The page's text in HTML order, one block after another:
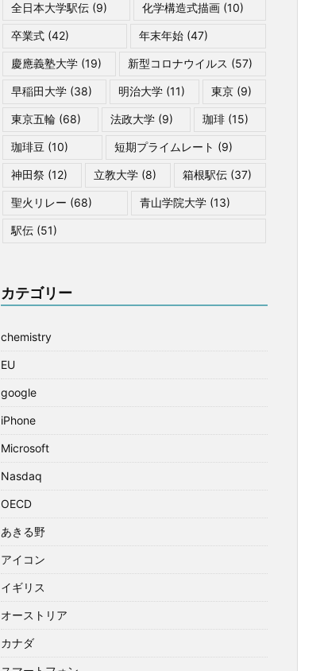
全日本大学駅伝 (9) 化学構造式描画(10)
卒業式 (42) 年末年始 (47)
慶應義塾大学 (19) 新型コロナウイルス (57)
早稲田大学 (38) 明治大学 (11) 東京 (9)
東京五輪 (68) 法政大学 (9) 珈琲 (15)
珈琲豆 (10) 短期プライムレート (9)
神田祭 (12) 立教大学 (8) 箱根駅伝 (37)
聖火リレー (68) 青山学院大学 (13)
駅伝 (51)
カテゴリー
chemistry
EU
google
iPhone
Microsoft
Nasdaq
OECD
あきる野
アイコン
イギリス
オーストリア
カナダ